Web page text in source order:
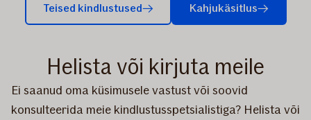
Teised kindlustused Kahjukäsitlus
Helista või kirjuta meile
Ei saanud oma küsimusele vastust või soovid
konsulteerida meie kindlustusspetsialistiga? Helista või